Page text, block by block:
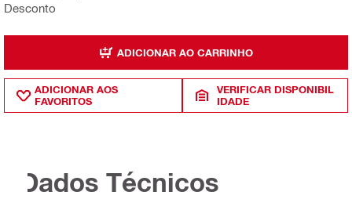
Desconto
ADICIONAR AO CARRINHO
ADICIONAR AOS
FAVORITOS
VERIFICAR DISPONIBIL
IDADE
Dados Técnicos